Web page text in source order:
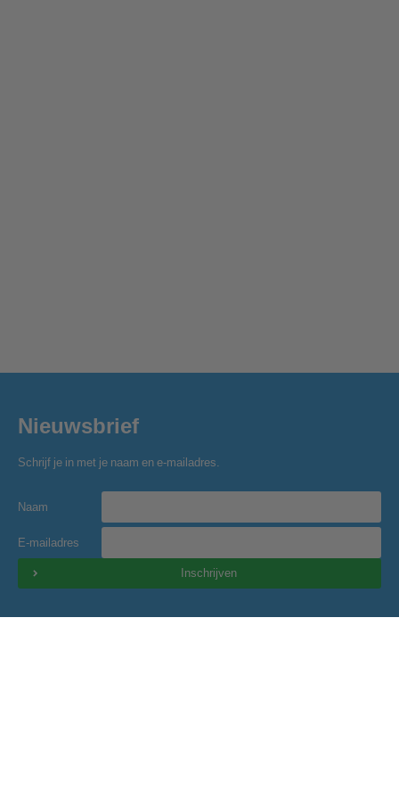
Nieuwsbrief
Schrijf je in met je naam en e-mailadres.
Naam
E-mailadres
Inschrijven